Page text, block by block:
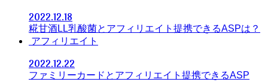
2022.12.18
糀甘酒LL乳酸菌とアフィリエイト提携できるASPは？
アフィリエイト
2022.12.22
ファミリーカードとアフィリエイト提携できるASP